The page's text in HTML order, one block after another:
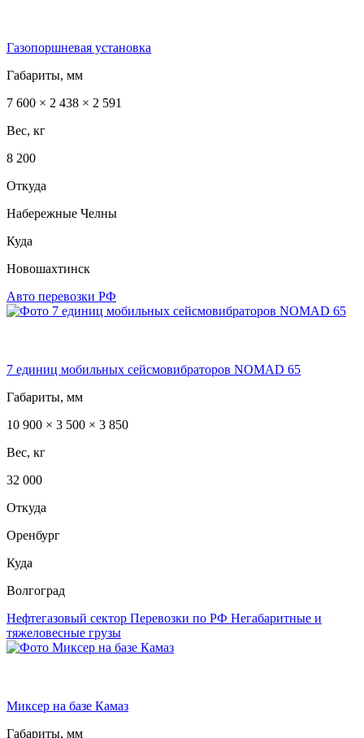
Газопоршневая установка
Габариты, мм
7 600 × 2 438 × 2 591
Вес, кг
8 200
Откуда
Набережные Челны
Куда
Новошахтинск
Авто перевозки РФ
7 единиц мобильных сейсмовибраторов NOMAD 65
Габариты, мм
10 900 × 3 500 × 3 850
Вес, кг
32 000
Откуда
Оренбург
Куда
Волгоград
Нефтегазовый сектор Перевозки по РФ Негабаритные и
тяжеловесные грузы
Миксер на базе Камаз
Габариты, мм